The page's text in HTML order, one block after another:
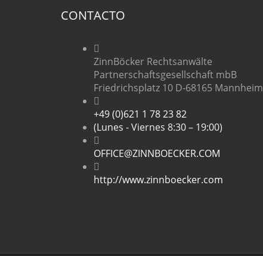
CONTACTO
ZinnBöcker Rechtsanwälte
Partnerschaftsgesellschaft mbB
Friedrichsplatz 10 D-68165 Mannheim
+49 (0)621 1 78 23 82
(Lunes - Viernes 8:30 – 19:00)
OFFICE@ZINNBOECKER.COM
http://www.zinnboecker.com